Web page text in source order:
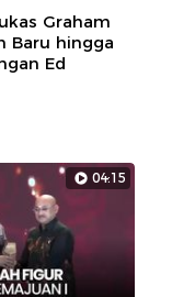
Graham
Baru hingga
Ed
04:15